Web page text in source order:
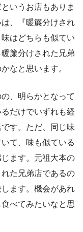
いうお店もありま
、『暖簾分けされ
はどちらも似てい
簾分けされた兄弟
なと思います。
、明らかとなって
だけでいずれも経
す。ただ、同じ味
て、味も似ている
ます。元祖大本の
れた兄弟店であるの
ます。機会があれ
べてみたいなと思